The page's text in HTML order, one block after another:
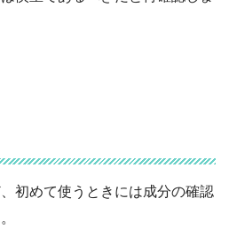
初めて使うときには成分の確認